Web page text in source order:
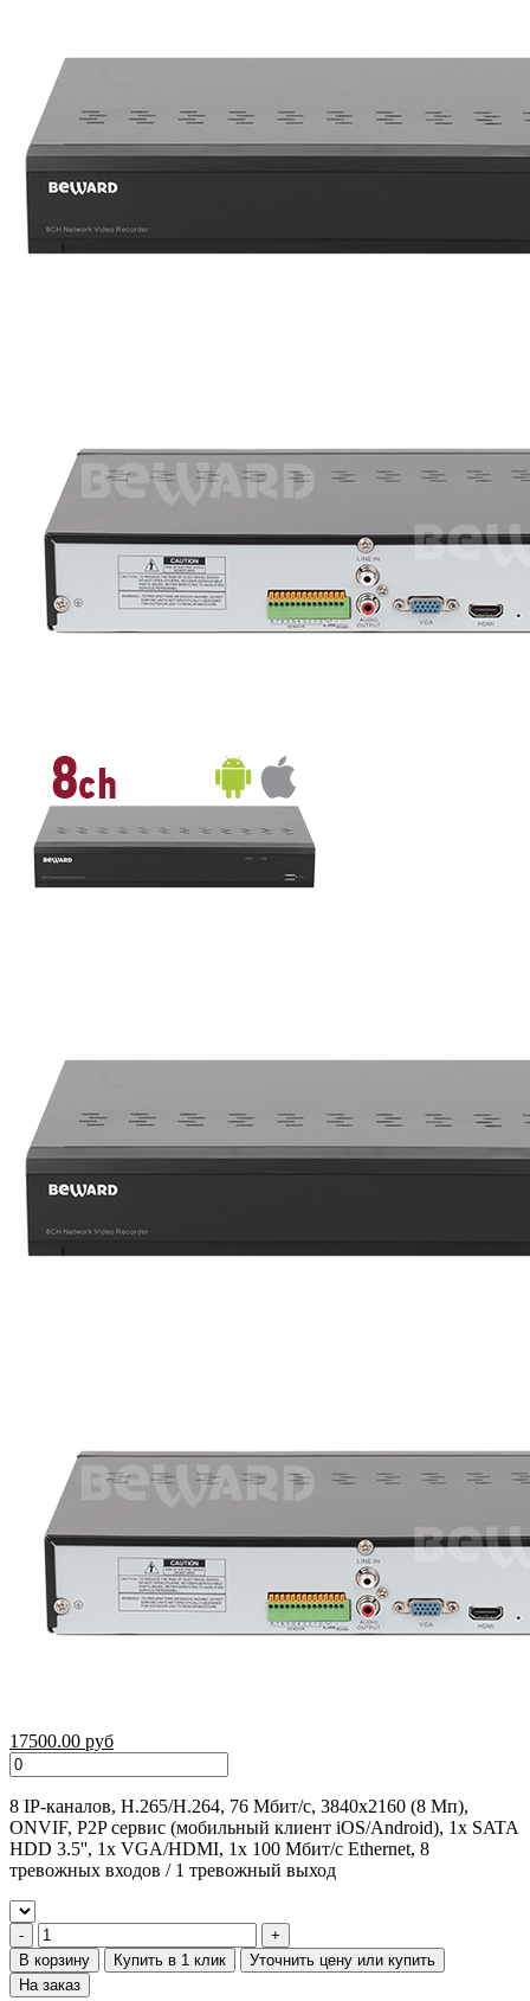
17500.00 руб
8 IP-каналов, H.265/H.264, 76 Мбит/с, 3840x2160 (8 Мп),
ONVIF, P2P сервис (мобильный клиент iOS/Android), 1x SATA
HDD 3.5'', 1x VGA/HDMI, 1x 100 Мбит/с Ethernet, 8
тревожных входов / 1 тревожный выход
В корзину Купить в 1 клик
Уточнить цену или купить
На заказ